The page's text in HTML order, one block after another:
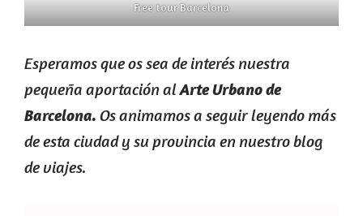
Free tour Barcelona
Esperamos que os sea de interés nuestra
pequeña aportación alArte Urbano de
Barcelona. Os animamos a seguir leyendo más
de esta ciudad y su provincia en nuestro blog
de viajes.